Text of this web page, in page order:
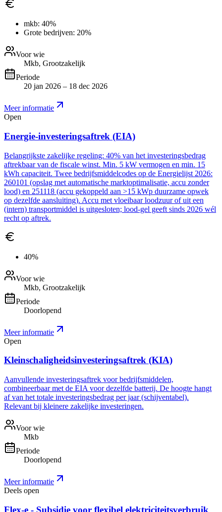
mkb: 40%
Grote bedrijven: 20%
Voor wie
Mkb, Grootzakelijk
Periode
20 jan 2026 – 18 dec 2026
Meer informatie
Open
Energie-investeringsaftrek (EIA)
Belangrijkste zakelijke regeling: 40% van het investeringsbedrag
aftrekbaar van de fiscale winst. Min. 5 kW vermogen en min. 15
kWh capaciteit. Twee bedrijfsmiddelcodes op de Energielijst 2026:
260101 (opslag met automatische marktoptimalisatie, accu zonder
lood) en 251118 (accu gekoppeld aan >15 kWp duurzame opwek
op dezelfde aansluiting). Accu met vloeibaar loodzuur of uit een
(intern) transportmiddel is uitgesloten; lood-gel geeft sinds 2026 wél
recht op aftrek.
40%
Voor wie
Mkb, Grootzakelijk
Periode
Doorlopend
Meer informatie
Open
Kleinschaligheidsinvesteringsaftrek (KIA)
Aanvullende investeringsaftrek voor bedrijfsmiddelen,
combineerbaar met de EIA voor dezelfde batterij. De hoogte hangt
af van het totale investeringsbedrag per jaar (schijventabel).
Relevant bij kleinere zakelijke investeringen.
Voor wie
Mkb
Periode
Doorlopend
Meer informatie
Deels open
Flex-e - Subsidie voor flexibel elektriciteitsverbruik